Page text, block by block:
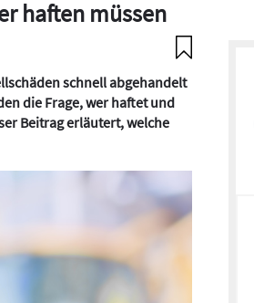
haften müssen
schnell abgehandelt
die Frage, wer haftet und
Beitrag erläutert, welche